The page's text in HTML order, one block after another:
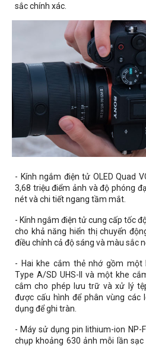
sắc chính xác.
- Kính ngắm điện tử OLED Quad
3,68 triệu điểm ảnh và độ phóng
nét và chi tiết ngang tầm mắt.
- Kính ngắm điện tử cung cấp tốc
cho khả năng hiển thị chuyển
điều chỉnh cả độ sáng và màu sắc
- Hai khe cắm thẻ nhớ gồm một
Type A/SD UHS-II và một khe
cắm cho phép lưu trữ và xử lý
được cấu hình để phân vùng các
dụng để ghi tràn.
- Máy sử dụng pin lithium-ion NP-
chụp khoảng 630 ảnh mỗi lần